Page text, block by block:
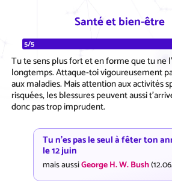
Santé et bien-être
5/5
Tu te sens plus fort et en forme que tu ne
longtemps. Attaque-toi vigoureusement
aux maladies. Mais attention aux activités
risquées, les blessures peuvent aussi
donc pas trop imprudent.
Tu n'es pas le seul à fêter ton
le 12 juin
mais aussiGeorge H. W. Bush